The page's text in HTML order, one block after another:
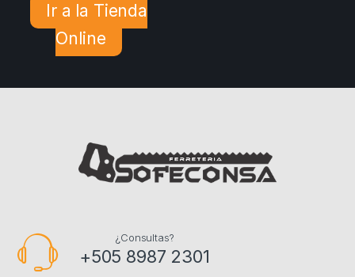
Ir a la Tienda
Online
¿Consultas?
+505 8987 2301